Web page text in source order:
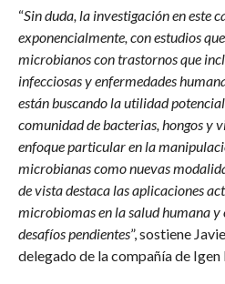
“Sin duda, la investigación en este
exponencialmente, con estudios
microbianos con trastornos que
infecciosas y enfermedades
están buscando la utilidad
comunidad de bacterias, hongos y
enfoque particular en la
microbianas como nuevas
de vista destaca las aplicaciones
microbiomas en la salud humana y
desafíos pendientes”, sostiene
delegado de la compañía de Igen